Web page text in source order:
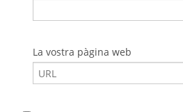
La vostra pàgina web